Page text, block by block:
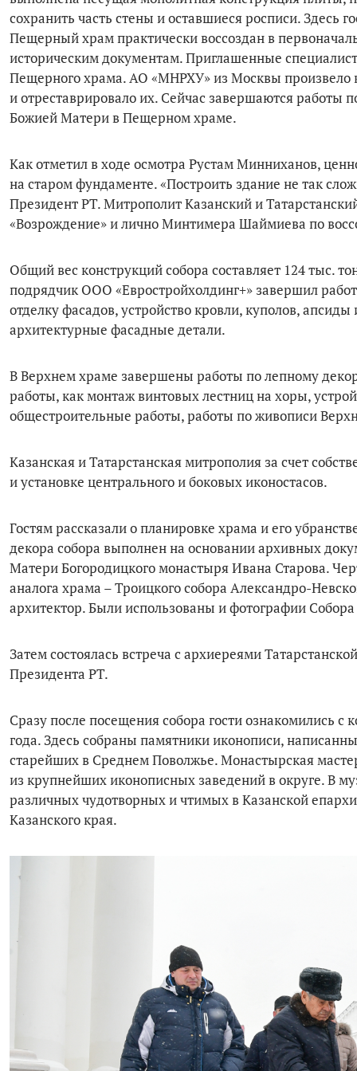
сохранить часть стены и оставшиеся росписи. Здесь
Пещерный храм практически воссоздан в
историческим документам. Приглашенные
Пещерного храма. АО «МНРХУ» из Москвы произвело
и отреставрировало их. Сейчас завершаются работы
Божией Матери в Пещерном храме.
Как отметил в ходе осмотра Рустам Минниханов,
на старом фундаменте. «Построить здание не так
Президент РТ. Митрополит Казанский и
«Возрождение» и лично Минтимера Шаймиева по
Общий вес конструкций собора составляет 124 тыс.
подрядчик ООО «Евростройхолдинг+» завершил
отделку фасадов, устройство кровли, куполов,
архитектурные фасадные детали.
В Верхнем храме завершены работы по лепному
работы, как монтаж винтовых лестниц на хоры,
общестроительные работы, работы по живописи
Казанская и Татарстанская митрополия за счет
и установке центрального и боковых иконостасов.
Гостям рассказали о планировке храма и его
декора собора выполнен на основании архивных
Матери Богородицкого монастыря Ивана Старова.
аналога храма – Троицкого собора Александро-
архитектор. Были использованы и фотографии
Затем состоялась встреча с архиереями
Президента РТ.
Сразу после посещения собора гости ознакомились
года. Здесь собраны памятники иконописи,
старейших в Среднем Поволжье. Монастырская
из крупнейших иконописных заведений в округе. В
различных чудотворных и чтимых в Казанской
Казанского края.